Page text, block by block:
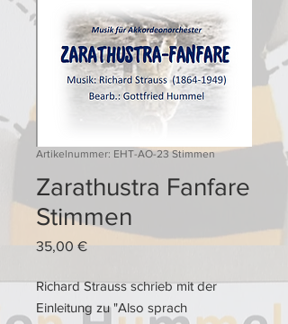
Artikelnummer: EHT-AO-23 Stimmen
Zarathustra Fanfare
Stimmen
35,00 €Preis
Richard Strauss schrieb mit der
Einleitung zu "Also sprach